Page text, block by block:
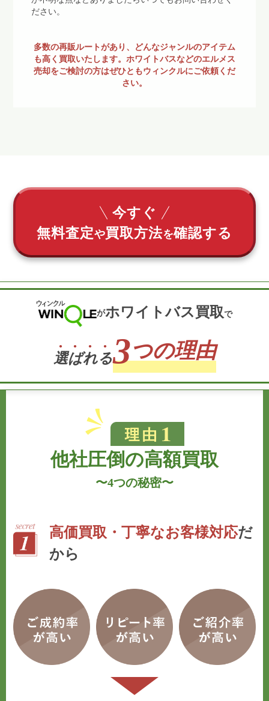
ださい。
多数の再販ルートがあり、どんなジャンルのアイテム
も高く買取いたします。ホワイトバスなどのエルメス
売却をご検討の方はぜひともウィンクルにご依頼くだ
さい。
今すぐ
無料査定や買取方法を確認する
がホワイトバス買取で
選ばれる3つの理由
他社圧倒の高額買取
〜4つの秘密〜
高価買取・丁寧なお客様対応だ
から